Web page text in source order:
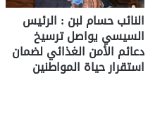
النائب حسام لبن : الرئيس
السيسي يواصل ترسيخ
دعائم الأمن الغذائي لضمان
استقرار حياة المواطنين